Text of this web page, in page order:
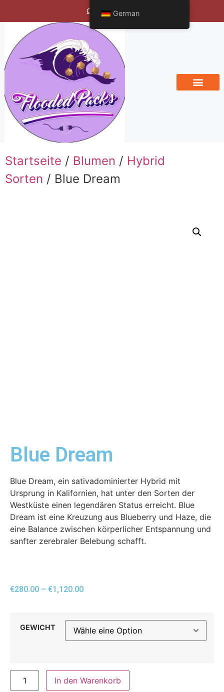
Bengals Vineyard
Startseite / Blumen / Hybrid
Sorten / Blue Dream
Blue Dream
Blue Dream, ein sativadominierter Hybrid mit
Ursprung in Kalifornien, hat unter den Sorten der
Westküste einen legendären Status erreicht. Blue
Dream ist eine Kreuzung aus Blueberry und Haze, die
eine Balance zwischen körperlicher Entspannung und
sanfter zerebraler Belebung schafft.
€280.00 – €1,120.00
GEWICHT
In den Warenkorb
German